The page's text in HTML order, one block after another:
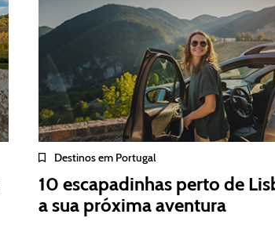
Destinos em Portugal
10 escapadinhas perto de
a sua próxima aventura